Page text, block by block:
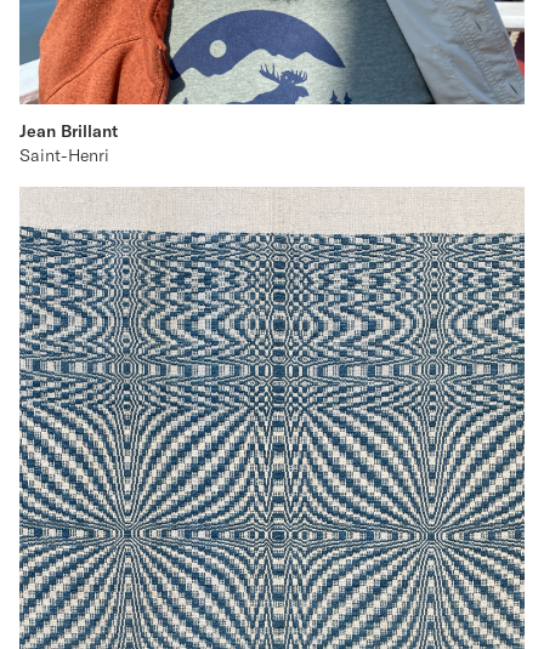
Jean Brillant
Saint-Henri